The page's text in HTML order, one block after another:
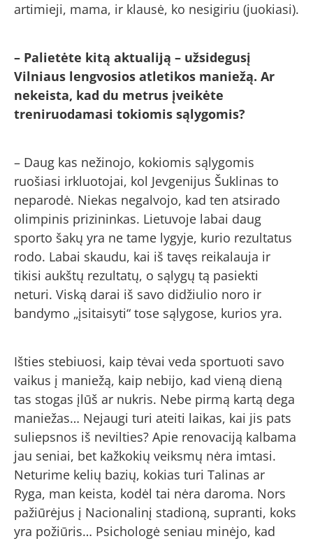
artimieji, mama, ir klausė, ko nesigiriu (juokiasi).
– Palietėte kitą aktualiją – užsidegusį
Vilniaus lengvosios atletikos maniežą. Ar
nekeista, kad du metrus įveikėte
treniruodamasi tokiomis sąlygomis?
– Daug kas nežinojo, kokiomis sąlygomis
ruošiasi irkluotojai, kol Jevgenijus Šuklinas to
neparodė. Niekas negalvojo, kad ten atsirado
olimpinis prizininkas. Lietuvoje labai daug
sporto šakų yra ne tame lygyje, kurio rezultatus
rodo. Labai skaudu, kai iš tavęs reikalauja ir
tikisi aukštų rezultatų, o sąlygų tą pasiekti
neturi. Viską darai iš savo didžiulio noro ir
bandymo „įsitaisyti“ tose sąlygose, kurios yra.
Išties stebiuosi, kaip tėvai veda sportuoti savo
vaikus į maniežą, kaip nebijo, kad vieną dieną
tas stogas įlūš ar nukris. Nebe pirmą kartą dega
maniežas… Nejaugi turi ateiti laikas, kai jis pats
suliepsnos iš nevilties? Apie renovaciją kalbama
jau seniai, bet kažkokių veiksmų nėra imtasi.
Neturime kelių bazių, kokias turi Talinas ar
Ryga, man keista, kodėl tai nėra daroma. Nors
pažiūrėjus į Nacionalinį stadioną, supranti, koks
yra požiūris… Psichologė seniau minėjo, kad